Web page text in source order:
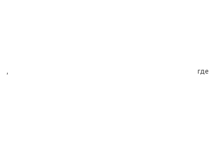
, где